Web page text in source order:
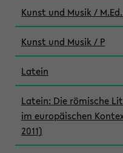
Kunst und Musik /
Kunst und Musik / P
Latein
Latein: Die römische
im europäischen
2011)